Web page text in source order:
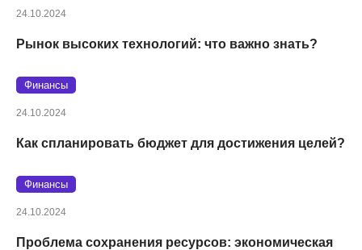
24.10.2024
Рынок высоких технологий: что важно знать?
Финансы
24.10.2024
Как спланировать бюджет для достижения целей?
Финансы
24.10.2024
Проблема сохранения ресурсов: экономическая